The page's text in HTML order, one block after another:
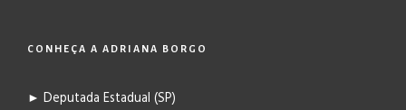
CONHEÇA A ADRIANA BORGO
► Deputada Estadual (SP)